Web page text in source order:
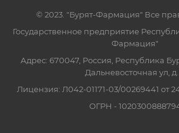
© 2023. "Бурят-Фармация" Все
Государственное предприятие
Фармация"
Адрес: 670047, Россия, Республика
Дальневосточная ул,
Лицензия: Л042-01171-03/00269441 от
ОГРН -